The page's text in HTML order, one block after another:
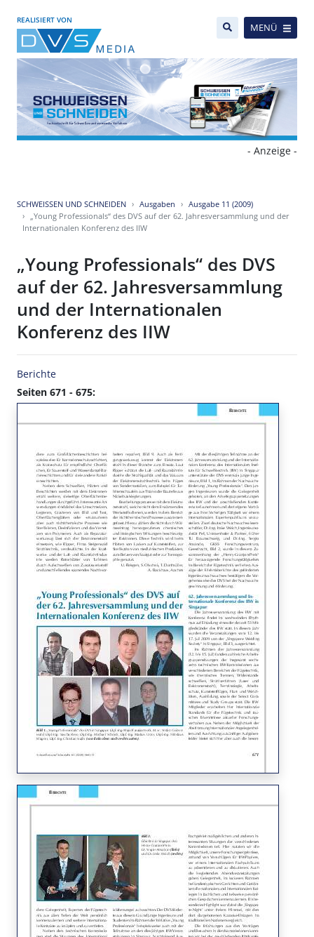
REALISIERT VON
MENÜ
- Anzeige -
SCHWEISSEN UND SCHNEIDEN Ausgaben
Ausgabe 11 (2009)
„Young Professionals“ des DVS auf der 62. Jahresversammlung und der
Internationalen Konferenz des IIW
„Young Professionals“ des DVS
auf der 62. Jahresversammlung
und der Internationalen
Konferenz des IIW
Berichte
Seiten 671 - 675: